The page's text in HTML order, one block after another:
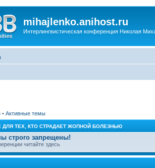
mihajlenko.anihost.ru
Интерлингвистическая конференция Николая
• Активные темы
ДЛЯ ТЕХ, КТО СТРАДАЕТ ЖОПНОЙ БОЛЕЗНЬЮ
строго запрещены!
читайте здесь